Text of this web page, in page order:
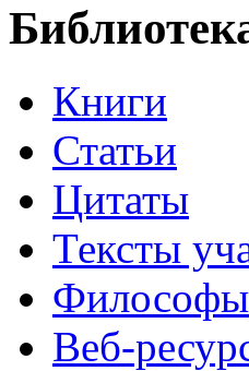
Книги
Статьи
Цитаты
Тексты
Философы
Веб-